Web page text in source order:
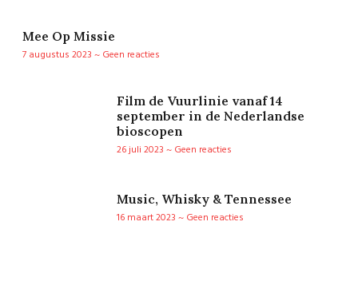
Mee Op Missie
7 augustus 2023
Geen reacties
Film de Vuurlinie vanaf 14
september in de Nederlandse
bioscopen
26 juli 2023
Geen reacties
Music, Whisky & Tennessee
16 maart 2023
Geen reacties